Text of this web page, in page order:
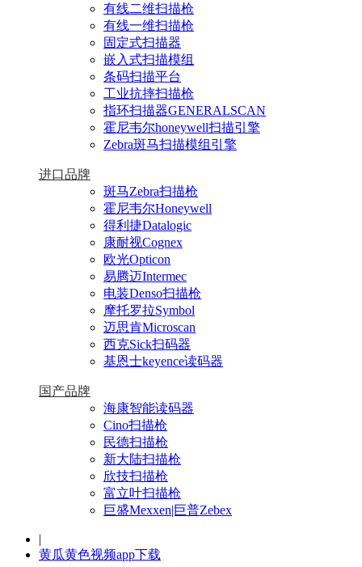
有线二维扫描枪
有线一维扫描枪
固定式扫描器
嵌入式扫描模组
条码扫描平台
工业抗摔扫描枪
指环扫描器GENERALSCAN
霍尼韦尔honeywell扫描引擎
Zebra斑马扫描模组引擎
进口品牌
斑马Zebra扫描枪
霍尼韦尔Honeywell
得利捷Datalogic
康耐视Cognex
欧光Opticon
易腾迈Intermec
电装Denso扫描枪
摩托罗拉Symbol
迈思肯Microscan
西克Sick扫码器
基恩士keyence读码器
国产品牌
海康智能读码器
Cino扫描枪
民德扫描枪
新大陆扫描枪
欣技扫描枪
富立叶扫描枪
巨盛Mexxen|巨普Zebex
|
黄瓜黄色视频app下载